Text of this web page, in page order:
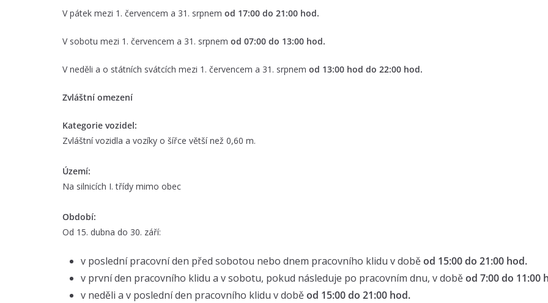
V pátek mezi 1. červencem a 31. srpnem od 17:00 do 21:00 hod.
V sobotu mezi 1. červencem a 31. srpnem od 07:00 do 13:00 hod.
V neděli a o státních svátcích mezi 1. červencem a 31. srpnem od 13:00 hod do 22:00 hod.
Zvláštní omezení
Kategorie vozidel:
Zvláštní vozidla a vozíky o šířce větší než 0,60 m.
Území:
Na silnicích I. třídy mimo obec
Období:
Od 15. dubna do 30. září:
v poslední pracovní den před sobotou nebo dnem pracovního klidu v doběod 15:00 do 21:00 hod.
v první den pracovního klidu a v sobotu, pokud následuje po pracovním dnu, v doběod 7:00 do 11:00
v neděli a v poslední den pracovního klidu v doběod 15:00 do 21:00 hod.